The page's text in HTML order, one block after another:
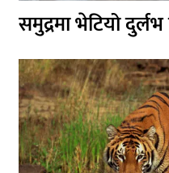
समुद्रमा भेटियो